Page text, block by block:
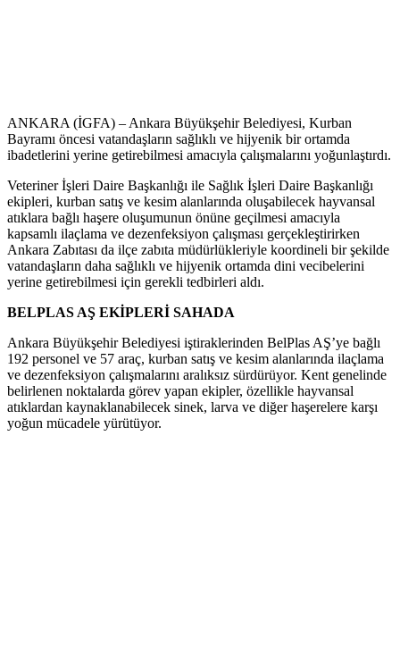
ANKARA (İGFA) – Ankara Büyükşehir Belediyesi, Kurban
Bayramı öncesi vatandaşların sağlıklı ve hijyenik bir ortamda
ibadetlerini yerine getirebilmesi amacıyla çalışmalarını yoğunlaştırdı.
Veteriner İşleri Daire Başkanlığı ile Sağlık İşleri Daire Başkanlığı
ekipleri, kurban satış ve kesim alanlarında oluşabilecek hayvansal
atıklara bağlı haşere oluşumunun önüne geçilmesi amacıyla
kapsamlı ilaçlama ve dezenfeksiyon çalışması gerçekleştirirken
Ankara Zabıtası da ilçe zabıta müdürlükleriyle koordineli bir şekilde
vatandaşların daha sağlıklı ve hijyenik ortamda dini vecibelerini
yerine getirebilmesi için gerekli tedbirleri aldı.
BELPLAS AŞ EKİPLERİ SAHADA
Ankara Büyükşehir Belediyesi iştiraklerinden BelPlas AŞ’ye bağlı
192 personel ve 57 araç, kurban satış ve kesim alanlarında ilaçlama
ve dezenfeksiyon çalışmalarını aralıksız sürdürüyor. Kent genelinde
belirlenen noktalarda görev yapan ekipler, özellikle hayvansal
atıklardan kaynaklanabilecek sinek, larva ve diğer haşerelere karşı
yoğun mücadele yürütüyor.